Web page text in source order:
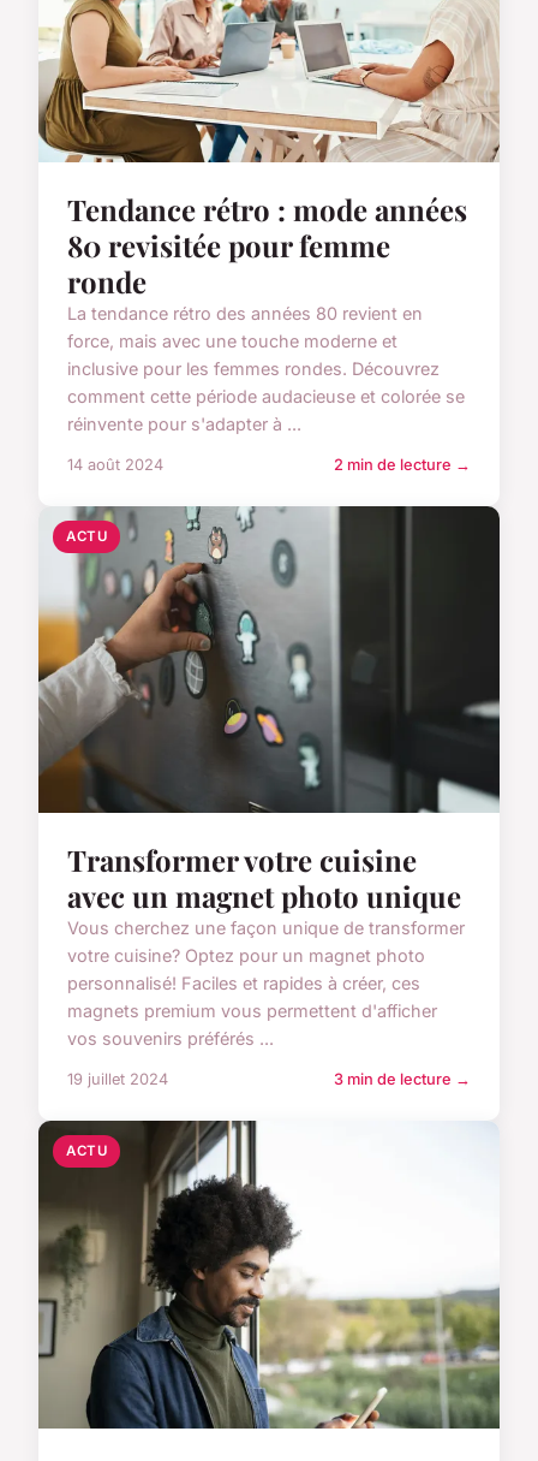
Tendance rétro : mode années
80 revisitée pour femme
ronde
La tendance rétro des années 80 revient en
force, mais avec une touche moderne et
inclusive pour les femmes rondes. Découvrez
comment cette période audacieuse et colorée se
réinvente pour s'adapter à ...
14 août 2024 2 min de lecture →
ACTU
Transformer votre cuisine
avec un magnet photo unique
Vous cherchez une façon unique de transformer
votre cuisine? Optez pour un magnet photo
personnalisé! Faciles et rapides à créer, ces
magnets premium vous permettent d'afficher
vos souvenirs préférés ...
19 juillet 2024 3 min de lecture →
ACTU